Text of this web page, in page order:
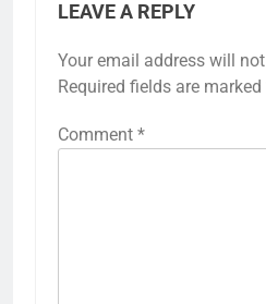
LEAVE A REPLY
Your email address will
Required fields are marked
Comment *